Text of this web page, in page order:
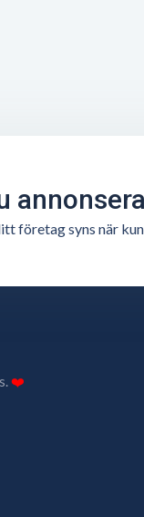
företag syns när
❤️